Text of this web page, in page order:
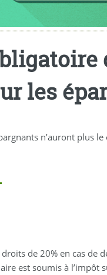
les
n’auront plus
de 20% en cas
est soumis à l’impôt